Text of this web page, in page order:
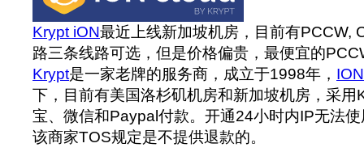
Krypt iON最近上线新加坡机房，目前有PCCW,
路三条线路可选，但是价格偏贵，最便宜的
Krypt是一家老牌的服务商，成立于1998年，
下，目前有美国洛杉矶机房和新加坡机房，采用
宝、微信和Paypal付款。开通24小时内IP无法
该商家TOS规定是不提供退款的。